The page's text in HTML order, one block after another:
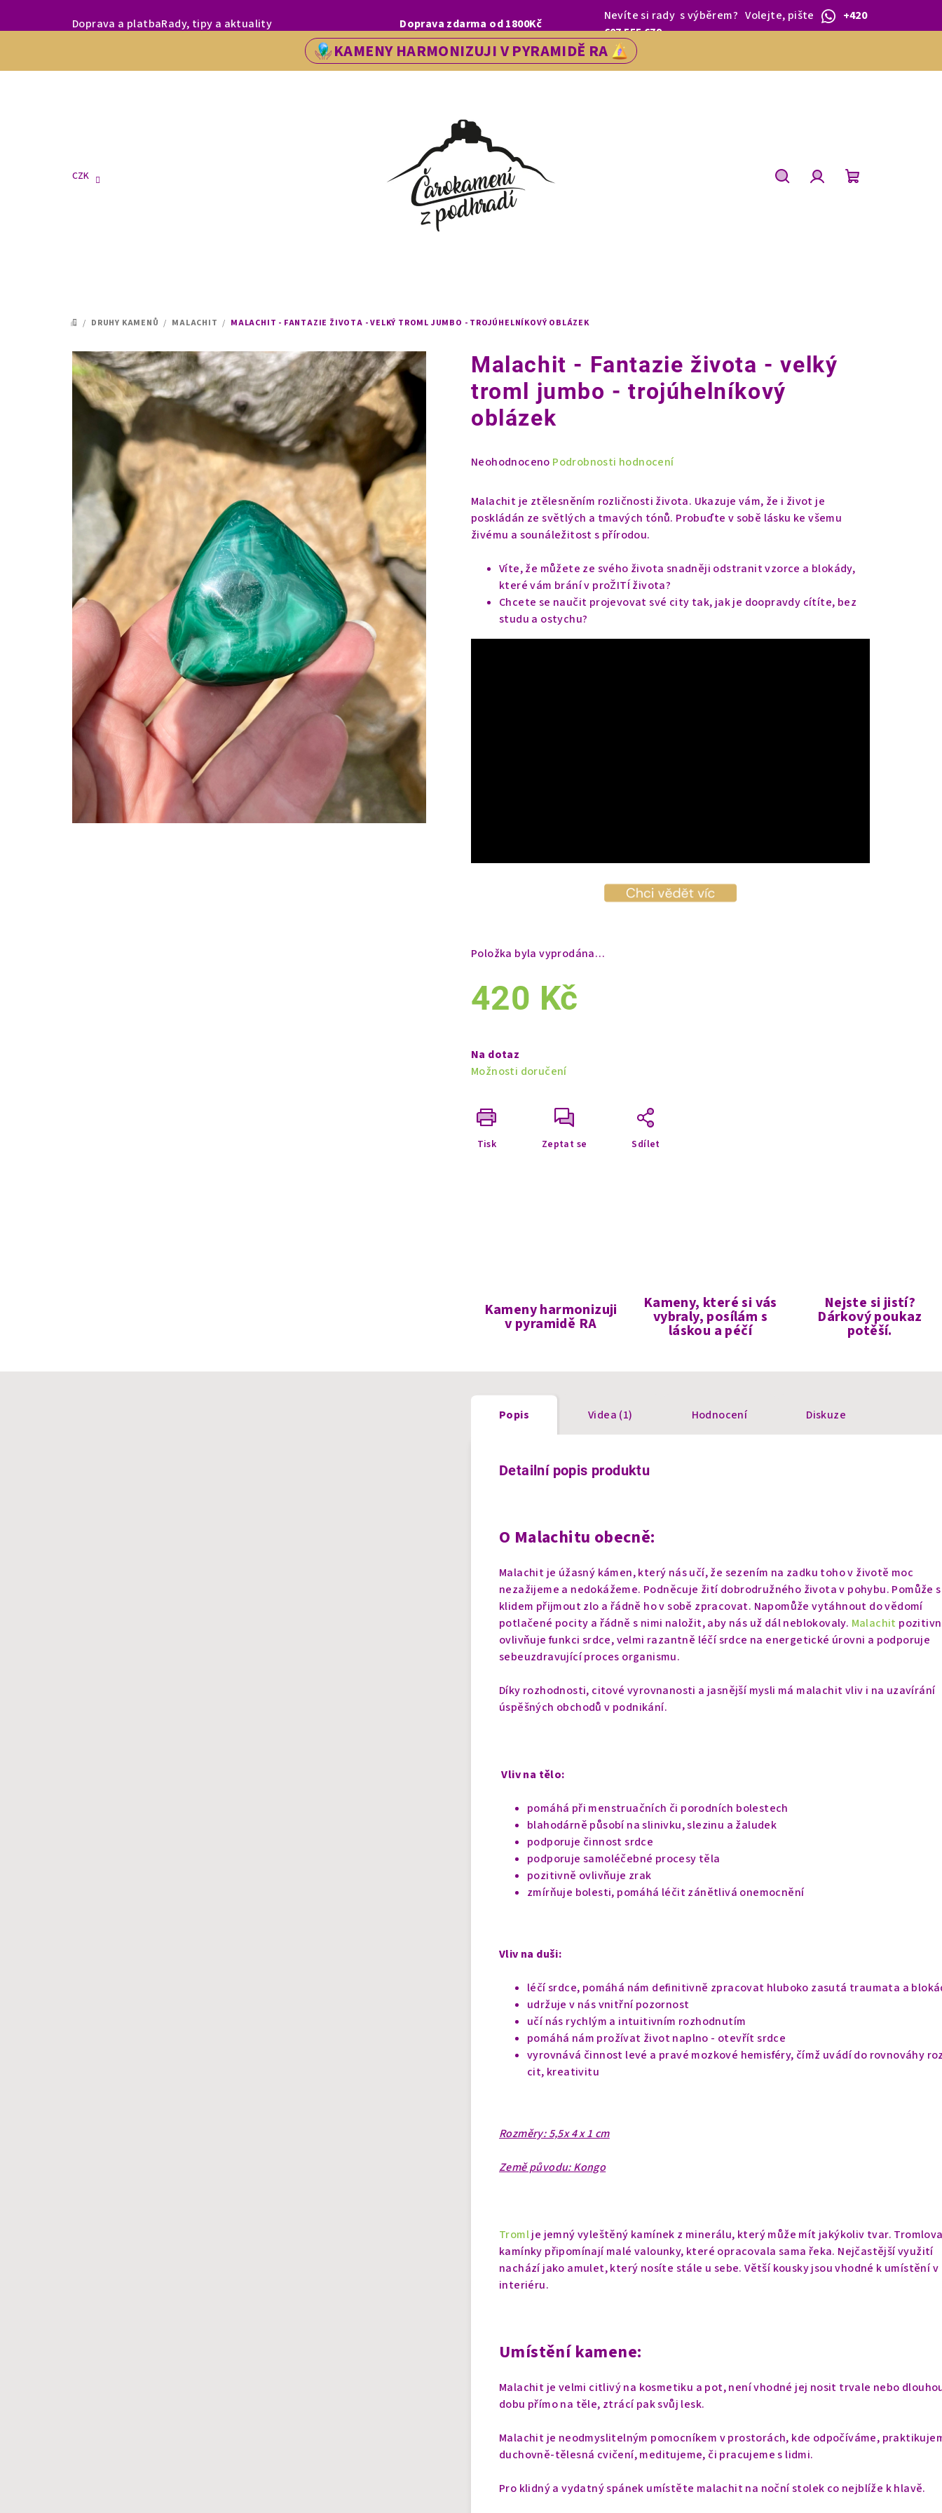
MILÍ ZÁKAZNÍCI, LETOS SE NA VÁS V NAŠÍ PRODEJNĚ V ŘEDHOŠTI BUDEME TĚŠIT OD 1.BŘEZNA.
Doprava a platbaRady, tipy a aktuality Doprava zdarma od 1800Kč
Nevíte si rady s výběrem?Volejte, pište
+420
607 555 679
KAMENY HARMONIZUJI V PYRAMIDĚ RA
CZK
DOMŮ
/ DRUHY KAMENŮ / MALACHIT / MALACHIT - FANTAZIE ŽIVOTA - VELKÝ TROML JUMBO - TROJÚHELNÍKOVÝ OBLÁZEK
Malachit - Fantazie života - velký
troml jumbo - trojúhelníkový
oblázek
Průměrné
produktu
0,0
hvězdiček.
Neohodnoceno Podrobnosti hodnocení
Malachit je ztělesněním rozličnosti života. Ukazuje vám, že i život je
poskládán ze světlých a tmavých tónů. Probuďte v sobě lásku ke všemu
živému a sounáležitost s přírodou.
Víte, že můžete ze svého života snadněji odstranit vzorce a blokády,
které vám brání v proŽITÍ života?
Chcete se naučit projevovat své city tak, jak je doopravdy cítíte, bez
studu a ostychu?
Položka byla vyprodána…
420 Kč
cena:
Na dotaz
Možnosti doručení
Tisk Zeptat se Sdílet
Kameny harmonizuji
v pyramidě RA
Kameny, které si vás
vybraly, posílám s
láskou a péčí
Nejste si jistí?
Dárkový poukaz
potěší.
Popis Videa (1) Hodnocení Diskuze
Detailní popis produktu
O Malachitu obecně:
Malachit je úžasný kámen, který nás učí, že sezením na zadku toho v životě moc
nezažijeme a nedokážeme. Podněcuje žití dobrodružného života v pohybu. Pomůže s
klidem přijmout zlo a řádně ho v sobě zpracovat. Napomůže vytáhnout do vědomí
potlačené pocity a řádně s nimi naložit, aby nás už dál neblokovaly. Malachit
ovlivňuje funkci srdce, velmi razantně léčí srdce na energetické úrovni a podporuje
sebeuzdravující proces organismu.
Díky rozhodnosti, citové vyrovnanosti a jasnější mysli má malachit vliv i na uzavírání
úspěšných obchodů v podnikání.
Vliv na tělo:
pomáhá při menstruačních či porodních bolestech
blahodárně působí na slinivku, slezinu a žaludek
podporuje činnost srdce
podporuje samoléčebné procesy těla
pozitivně ovlivňuje zrak
zmírňuje bolesti, pomáhá léčit zánětlivá onemocnění
Vliv na duši:
léčí srdce, pomáhá nám definitivně zpracovat hluboko zasutá traumata a
udržuje v nás vnitřní pozornost
učí nás rychlým a intuitivním rozhodnutím
pomáhá nám prožívat život naplno - otevřít srdce
vyrovnává činnost levé a pravé mozkové hemisféry, čímž uvádí do rovnováhy
cit, kreativitu
Rozměry: 5,5x 4 x 1 cm
Země původu: Kongo
Tromlje jemný vyleštěný kamínek z minerálu, který může mít jakýkoliv tvar.
kamínky připomínají malé valounky, které opracovala sama řeka. Nejčastější využití
nachází jako amulet, který nosíte stále u sebe. Větší kousky jsou vhodné k umístění v
interiéru.
Umístění kamene:
Malachit je velmi citlivý na kosmetiku a pot, není vhodné jej nosit trvale nebo
dobu přímo na těle, ztrácí pak svůj lesk.
Malachit je neodmyslitelným pomocníkem v prostorách, kde odpočíváme,
duchovně-tělesná cvičení, meditujeme, či pracujeme s lidmi.
Pro klidný a vydatný spánek umístěte malachit na noční stolek co nejblíže k hlavě.